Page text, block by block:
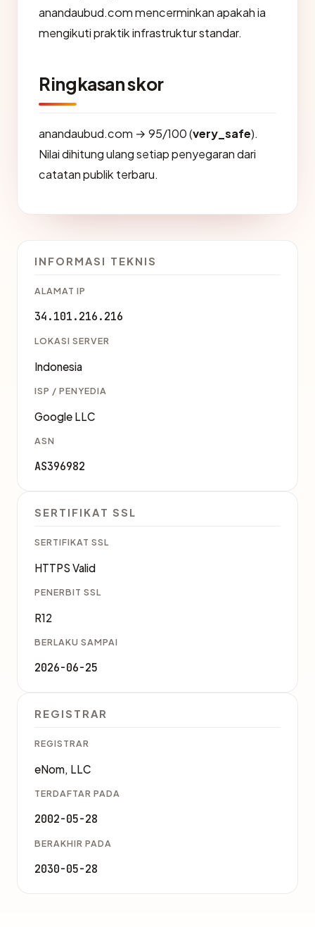
anandaubud.com mencerminkan apakah ia
mengikuti praktik infrastruktur standar.
Ringkasan skor
anandaubud.com → 95/100 (very_safe).
Nilai dihitung ulang setiap penyegaran dari
catatan publik terbaru.
INFORMASI TEKNIS
ALAMAT IP
34.101.216.216
LOKASI SERVER
Indonesia
ISP / PENYEDIA
Google LLC
ASN
AS396982
SERTIFIKAT SSL
SERTIFIKAT SSL
HTTPS Valid
PENERBIT SSL
R12
BERLAKU SAMPAI
2026-06-25
REGISTRAR
REGISTRAR
eNom, LLC
TERDAFTAR PADA
2002-05-28
BERAKHIR PADA
2030-05-28